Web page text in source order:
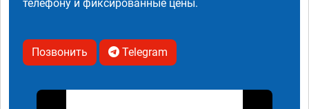
телефону и фиксированные цены.
Позвонить Telegram